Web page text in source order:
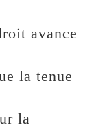
avance
la tenue
la